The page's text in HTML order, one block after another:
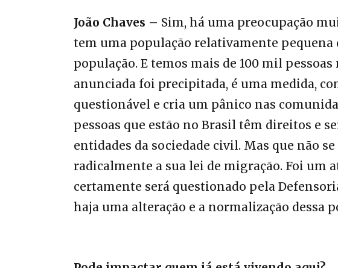
João Chaves – Sim, há uma preocupação
tem uma população relativamente pequena
população. E temos mais de 100 mil
anunciada foi precipitada, é uma medida,
questionável e cria um pânico nas
pessoas que estão no Brasil têm direitos e
entidades da sociedade civil. Mas que não
radicalmente a sua lei de migração. Foi um
certamente será questionado pela
haja uma alteração e a normalização dessa